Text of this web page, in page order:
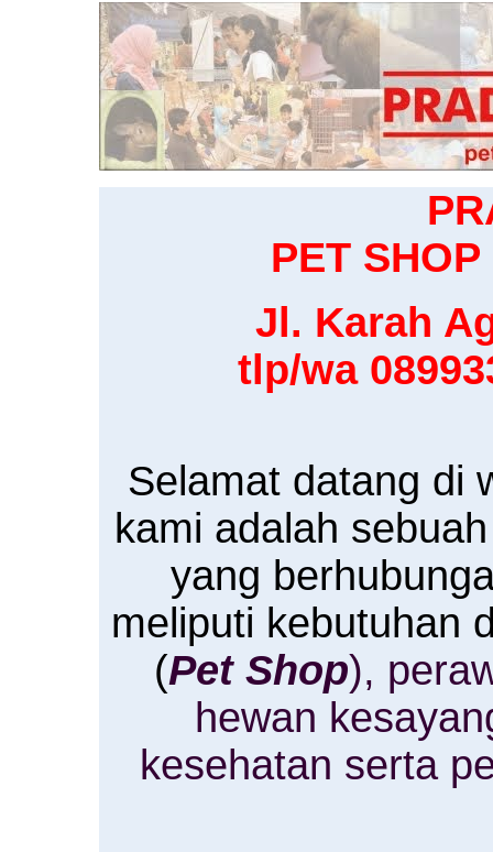
PET
Jl. Karah
tlp/wa
Selamat datang di
kami adalah
yang
meliputi kebutuhan
(Pet Shop),
hewan
kesehatan serta